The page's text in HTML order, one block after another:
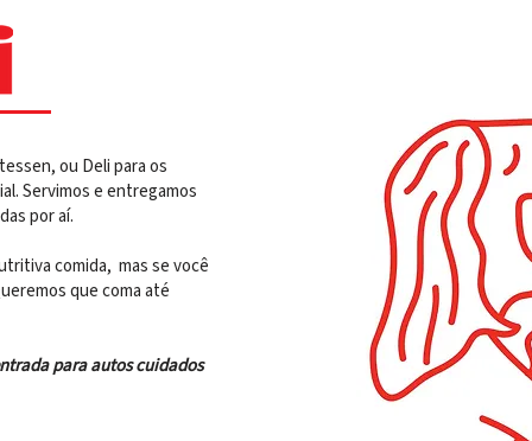
ou Deli para os
Servimos e entregamos
por aí.
comida, mas se você
que coma até
para autos cuidados